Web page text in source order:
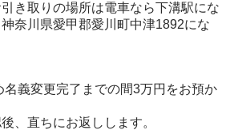
き取りの場所は電車なら下溝駅にな
奈川県愛甲郡愛川町中津1892にな
義変更完了までの間3万円をお預か
、直ちにお返しします。